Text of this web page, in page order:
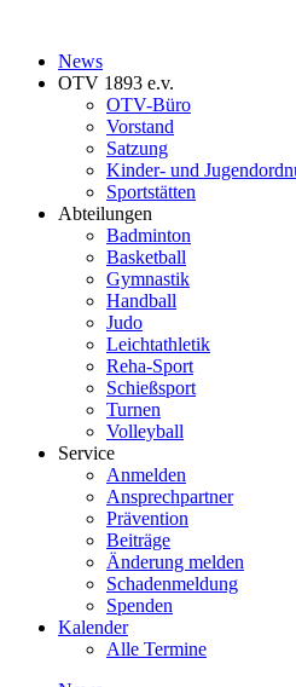
News
OTV 1893 e.v.
OTV-Büro
Vorstand
Satzung
Kinder- und
Sportstätten
Abteilungen
Badminton
Basketball
Gymnastik
Handball
Judo
Leichtathletik
Reha-Sport
Schießsport
Turnen
Volleyball
Service
Anmelden
Ansprechpartner
Prävention
Beiträge
Änderung melden
Schadenmeldung
Spenden
Kalender
Alle Termine